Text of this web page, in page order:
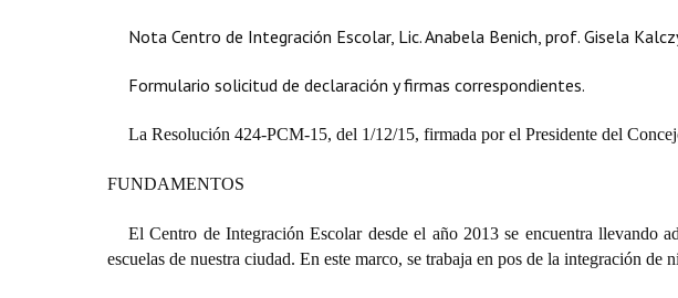
Nota Centro de Integración Escolar, Lic. Anabela Benich, prof. Gisela
Formulario solicitud de declaración y firmas correspondientes.
La Resolución 424-PCM-15, del 1/12/15, firmada por el Presidente del
FUNDAMENTOS
El Centro de Integración Escolar desde el año 2013 se encuentra llevando
escuelas de nuestra ciudad. En este marco, se trabaja en pos de la integración de